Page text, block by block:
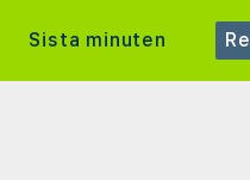
Sista minuten